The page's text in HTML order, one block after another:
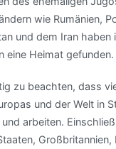
wie Rumänien,
und dem Iran haben
eine Heimat gefunden.
zu beachten, dass
und der Welt in
arbeiten.
Großbritannien,